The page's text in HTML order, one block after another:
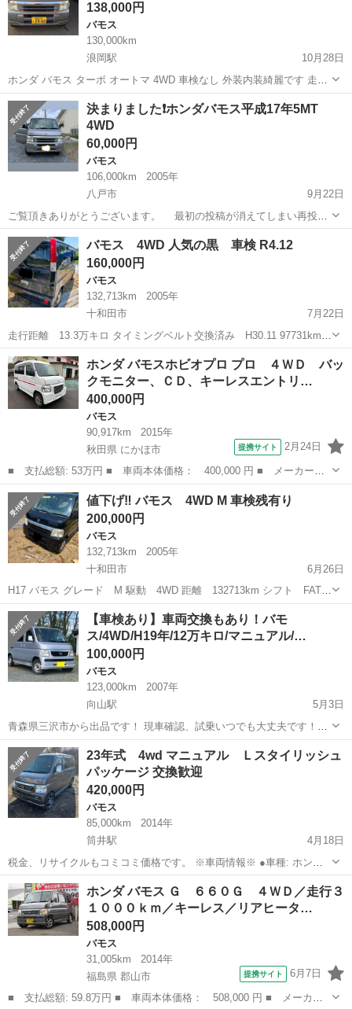
138,000円
バモス
130,000km
浪岡駅
10月28日
ホンダ バモス ターボ オートマ 4WD 車検なし 外装内装綺麗です 走る
止まる曲がるなど不具合はないですが 排気漏れあり O2センター交換
しなければならない その為安く売ります。 現車確認できます 試乗で
きます リサイクル...
青森 青森市 浪岡駅 バモス オートマ
決まりました❗️ホンダバモス平成17年5MT
4WD
60,000円
バモス
106,000km
2005年
八戸市
9月22日
ご覧頂きありがとうございます。 最初の投稿が消えてしまい再投稿
です。 山菜採りで大活躍した車です。 エンジン始動、走る、曲がる、
止まる問題ありません。 走行距離約106,000キロ。パワーウィンドウ
作動良好タイミングベルト...
青森 八戸市 ホンダバモス
バモス 4WD 人気の黒 車検 R4.12
160,000円
バモス
132,713km
2005年
十和田市
7月22日
走行距離 13.3万キロ タイミングベルト交換済み H30.11 97731km時
つい先日プラグ関係交換しました。 ほか不具合はわかってる所でファ
ンベルト、エアコンガスかなって感じです。 外装キズヘコミは少ない
で...
青森 十和田市 バモス 走行距離
ホンダ バモスホビオプロ プロ ４ＷＤ バッ
クモニター、ＣＤ、キーレスエントリ…
400,000円
バモス
90,917km
2015年
秋田県 にかほ市
提携サイト 2月24日
■ 支払総額: 53万円 ■ 車両本体価格： 400,000 円 ■ メーカー
名： ホンダ ■ 車種名： バモスホビオプロ ■ グレード名： プ
ロ ４ＷＤ バックモニター、ＣＤ、キーレスエントリー ■ 排気
量： 660cc...
秋田 にかほ市 バモス
値下げ‼️ バモス 4WD M 車検残有り
200,000円
バモス
132,713km
2005年
十和田市
6月26日
H17 バモス グレード M 駆動 4WD 距離 132713km シフト FAT
内装 座席タバココゲ穴有り、タバコ臭有り、天張ひ黄ばみ 外装 サ
ビ、下廻りサビ有り タイミングベルト交換済み ステッカー有り...
青森 十和田市 バモス 有り
【車検あり】車両交換もあり！バモ
ス/4WD/H19年/12万キロ/マニュアル/…
100,000円
バモス
123,000km
2007年
向山駅
5月3日
青森県三沢市から出品です！ 現車確認、試乗いつでも大丈夫です！お
支払い頂ければ、その日に乗って帰れます！ 今年度分の税金だけ、別
途お支払いお願いします。 ※予約いただければ、十和田でも現車確認
大丈夫です。 ...
青森 三沢市 向山駅
23年式 4wd マニュアル Ｌスタイリッシュ
パッケージ 交換歓迎
420,000円
バモス
85,000km
2014年
筒井駅
4月18日
税金、リサイクルもコミコミ価格です。 ※車両情報※ ●車種: ホン
ダ バモス ●年式：平成23年 ●グレード：リアルタイム4WD ●カラー:
ガンメタ ●距離：85000km ●車検：今年2月取得 外装は年式相応...
青森 青森市 筒井駅
ホンダ バモス Ｇ ６６０Ｇ ４ＷＤ／走行３
１０００ｋｍ／キーレス／リアヒータ…
508,000円
バモス
31,005km
2014年
福島県 郡山市
提携サイト 6月7日
■ 支払総額: 59.8万円 ■ 車両本体価格： 508,000 円 ■ メーカー